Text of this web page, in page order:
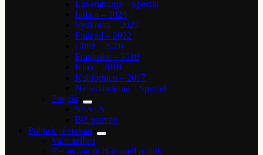
Luxemburgs – Special
Indien – 2024
Sydkorea – 2023
Finland – 2022
Chile – 2020
Frankrike – 2019
Kina – 2018
Kalifornien – 2017
Nederländerna – Special
Projekt
SEALS
Blå genväg
Politisk påverkan
Valmanifest
Remissvar & Nationell politik